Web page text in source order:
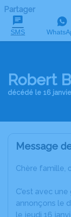
Partager
SMS
Robert
décédé le 16
Message
Chère famille,
C’est avec
annonçons le
le jeudi 16